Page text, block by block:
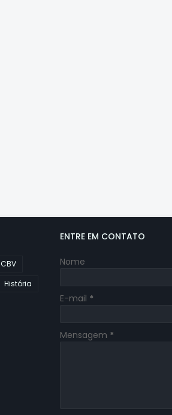
CBV
História
ENTRE EM CONTATO
Nome
E-mail *
Mensagem *